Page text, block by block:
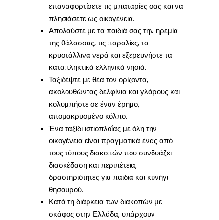
επαναφορτίσετε τις μπαταρίες σας και να
πλησιάσετε ως οικογένεια.
Απολαύστε με τα παιδιά σας την ηρεμία
της θάλασσας, τις παραλίες, τα
κρυστάλλινα νερά και εξερευνήστε τα
καταπληκτικά ελληνικά νησιά.
Ταξιδέψτε με θέα τον ορίζοντα,
ακολουθώντας δελφίνια και γλάρους και
κολυμπήστε σε έναν έρημο,
απομακρυσμένο κόλπο.
Ένα ταξίδι ιστιοπλοΐας με όλη την
οικογένεια είναι πραγματικά ένας από
τους τύπους διακοπών που συνδυάζει
διασκέδαση και περιπέτεια,
δραστηριότητες για παιδιά και κυνήγι
θησαυρού.
Κατά τη διάρκεια των διακοπών με
σκάφος στην Ελλάδα, υπάρχουν